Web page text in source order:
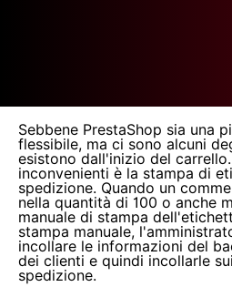
Sebbene PrestaShop sia una
flessibile, ma ci sono alcuni
esistono dall'inizio del
inconvenienti è la stampa di
spedizione. Quando un
nella quantità di 100 o anche
manuale di stampa
stampa manuale,
incollare le informazioni del
dei clienti e quindi incollarle
spedizione.